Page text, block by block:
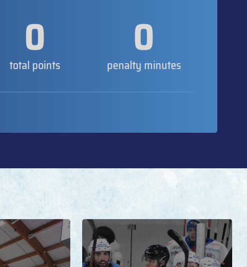
0
total points 0
penalty minutes